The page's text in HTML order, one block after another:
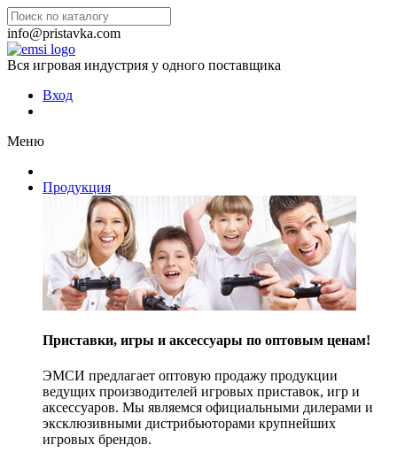
info@pristavka.com
Вся игровая индустрия у одного поставщика
Вход
Меню
Продукция
Приставки, игры и аксессуары по оптовым ценам!
ЭМСИ предлагает оптовую продажу продукции
ведущих производителей игровых приставок, игр и
аксессуаров. Мы являемся официальными дилерами и
эксклюзивными дистрибьюторами крупнейших
игровых брендов.